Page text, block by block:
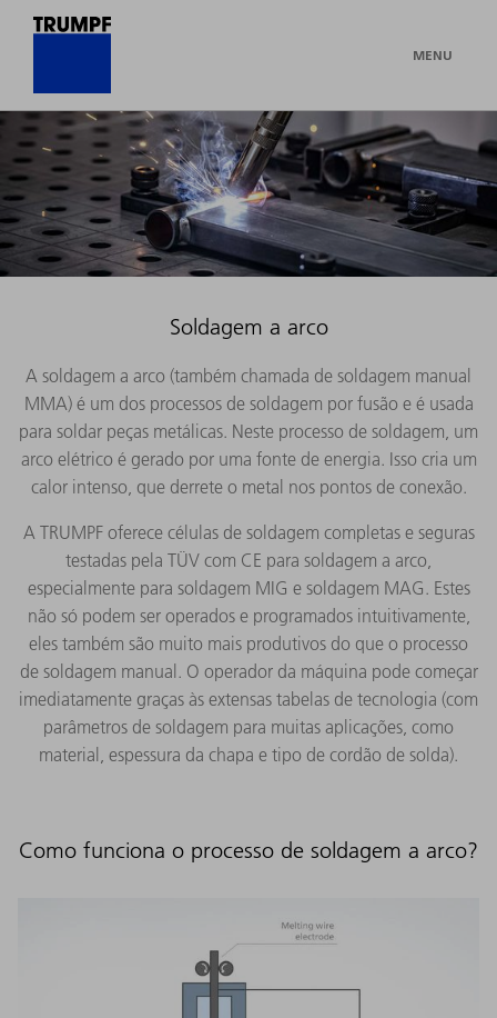
MENU
Soldagem a arco
A soldagem a arco (também chamada de soldagem manual
MMA) é um dos processos de soldagem por fusão e é usada
para soldar peças metálicas. Neste processo de soldagem, um
arco elétrico é gerado por uma fonte de energia. Isso cria um
calor intenso, que derrete o metal nos pontos de conexão.
A TRUMPF oferece células de soldagem completas e seguras
testadas pela TÜV com CE para soldagem a arco,
especialmente para soldagem MIG e soldagem MAG. Estes
não só podem ser operados e programados intuitivamente,
eles também são muito mais produtivos do que o processo
de soldagem manual. O operador da máquina pode começar
imediatamente graças às extensas tabelas de tecnologia (com
parâmetros de soldagem para muitas aplicações, como
material, espessura da chapa e tipo de cordão de solda).
Como funciona o processo de soldagem a arco?